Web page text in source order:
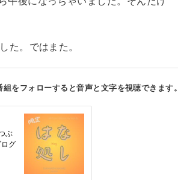
た。ではまた。
をフォローすると音声と文字を視聴できます。